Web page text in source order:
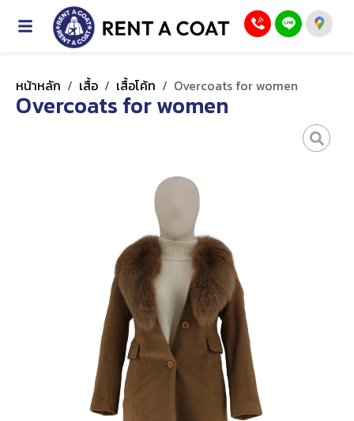
หน้าหลัก / เสื้อ / เสื้อโค้ท / Overcoats for women
Overcoats for women